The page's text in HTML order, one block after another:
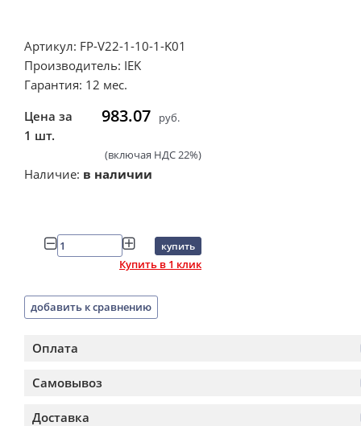
Артикул: FP-V22-1-10-1-K01
Производитель: IEK
Гарантия: 12 мес.
Цена за
1 шт.
983.07 руб.
(включая НДС 22%)
Наличие: в наличии
купить
Купить в 1 клик
добавить к сравнению
Оплата
Самовывоз
Доставка